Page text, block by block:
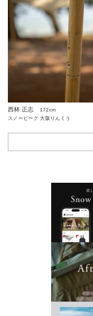
西林 正志
172cm
スノーピーク 大阪りんくう